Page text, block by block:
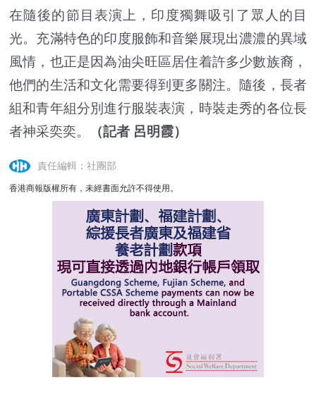
在隨後的節目表演上，印度獨舞吸引了眾人的目
光。充滿特色的印度服飾和音樂展現出濃濃的異域
風情，也正是因為油尖旺區居住着許多少數族裔，
他們的生活和文化需要得到更多關注。隨後，長者
組和青年組分別進行服裝表演，時裝走秀的各位長
者神采奕奕。
（記者 呂明霞）
責任編輯：社團部
香港商報版權所有，未經書面允許不得使用。